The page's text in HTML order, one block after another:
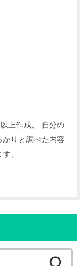
上作成。 自分の
かりと調べた内容
。